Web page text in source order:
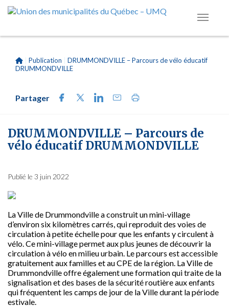
Publication
DRUMMONDVILLE – Parcours de vélo éducatif
DRUMMONDVILLE
Partager
DRUMMONDVILLE – Parcours de
vélo éducatif DRUMMONDVILLE
Publié le 3 juin 2022
La Ville de Drummondville a construit un mini-village
d’environ six kilomètres carrés, qui reproduit des voies de
circulation à petite échelle pour que les enfants y circulent à
vélo. Ce mini-village permet aux plus jeunes de découvrir la
circulation à vélo en milieu urbain. Le parcours est accessible
gratuitement aux familles et au CPE de la région. La Ville de
Drummondville offre également une formation qui traite de la
signalisation et des bases de la sécurité routière aux enfants
qui fréquentent les camps de jour de la Ville durant la période
estivale.